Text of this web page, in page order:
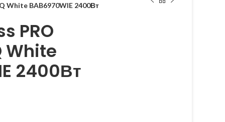
White BAB6970WIE 2400Вт
PRO
White
2400Вт